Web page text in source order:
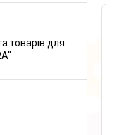
товарів для